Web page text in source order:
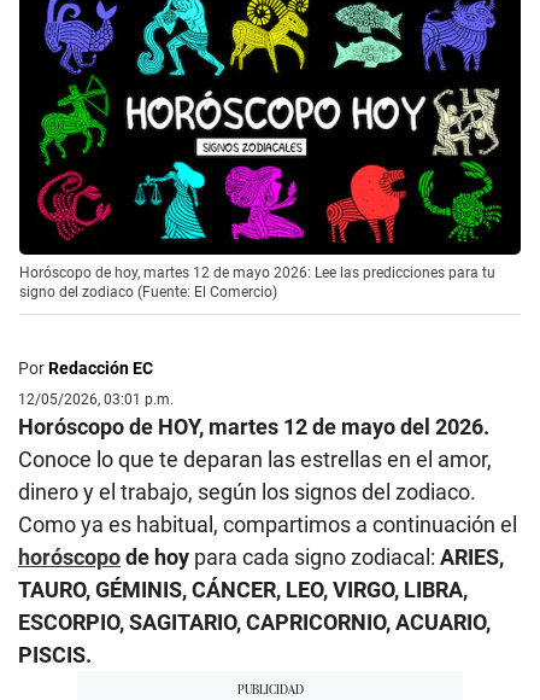
Horóscopo de hoy, martes 12 de mayo 2026: Lee las predicciones para tu
signo del zodiaco (Fuente: El Comercio)
PorRedacción EC
12/05/2026, 03:01 p.m.
Horóscopo de HOY, martes 12 de mayo del 2026.
Conoce lo que te deparan las estrellas en el amor,
dinero y el trabajo, según los signos del zodiaco.
Como ya es habitual, compartimos a continuación el
horóscopode hoy para cada signo zodiacal: ARIES,
TAURO, GÉMINIS, CÁNCER, LEO, VIRGO, LIBRA,
ESCORPIO, SAGITARIO, CAPRICORNIO, ACUARIO,
PISCIS.